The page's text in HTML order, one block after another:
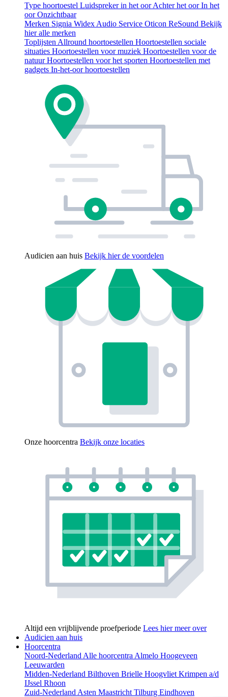
Type hoortoestel Luidspreker in het oorAchter het oorIn het
oorOnzichtbaar
Merken Signia Widex Audio Service Oticon ReSound Bekijk
hier alle merken
Toplijsten Allround hoortoestellen Hoortoestellen sociale
situaties Hoortoestellen voor muziek Hoortoestellen voor de
natuurHoortoestellen voor het sporten Hoortoestellen met
gadgets In-het-oor hoortoestellen
Audicien aan huis Bekijk hier de voordelen
Onze hoorcentra Bekijk onze locaties
Altijd een vrijblijvende proefperiode Lees hier meer over
Audicien aan huis
Hoorcentra
Noord-Nederland Alle hoorcentra Almelo Hoogeveen
Leeuwarden
Midden-Nederland Bilthoven Brielle Hoogvliet Krimpen a/d
IJssel Rhoon
Zuid-Nederland Asten Maastricht Tilburg Eindhoven